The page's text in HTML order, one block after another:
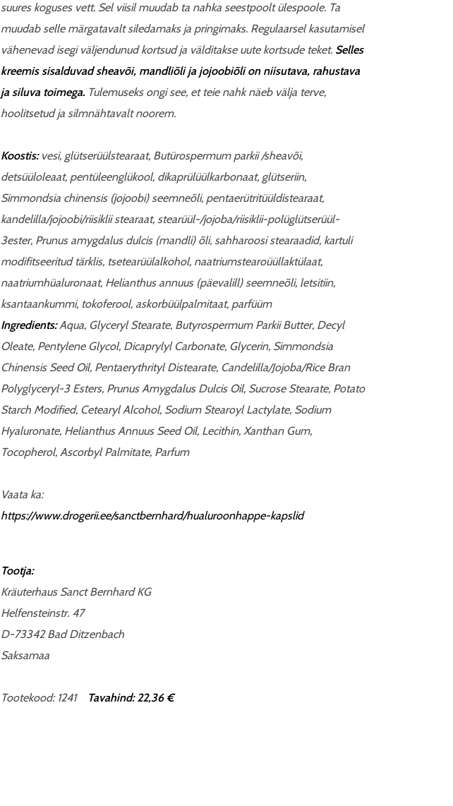
suures koguses vett. Sel viisil muudab ta nahka seestpoolt ülespoole. Ta
muudab selle märgatavalt siledamaks ja pringimaks. Regulaarsel kasutamisel
vähenevad isegi väljendunud kortsud ja välditakse uute kortsude teket. Selles
kreemis sisalduvad sheavõi, mandliõli ja jojoobiõli on niisutava, rahustava
ja siluva toimega. Tulemuseks ongi see, et teie nahk näeb välja terve,
hoolitsetud ja silmnähtavalt noorem.
Koostis:vesi, glütserüülstearaat, Butürospermum parkii /sheavõi,
detsüüloleaat, pentüleenglükool, dikaprülüülkarbonaat, glütseriin,
Simmondsia chinensis (jojoobi) seemneõli, pentaerütritüüldistearaat,
kandelilla/jojoobi/riisiklii stearaat, stearüül-/jojoba/riisiklii-polüglütserüül-
3ester, Prunus amygdalus dulcis (mandli) õli, sahharoosi stearaadid, kartuli
modifitseeritud tärklis, tsetearüülalkohol, naatriumstearoüüllaktülaat,
naatriumhüaluronaat, Helianthus annuus (päevalill) seemneõli, letsitiin,
ksantaankummi, tokoferool, askorbüülpalmitaat, parfüüm
Ingredients:Aqua, Glyceryl Stearate, Butyrospermum Parkii Butter, Decyl
Oleate, Pentylene Glycol, Dicaprylyl Carbonate, Glycerin, Simmondsia
Chinensis Seed Oil, Pentaerythrityl Distearate, Candelilla/Jojoba/Rice Bran
Polyglyceryl-3 Esters, Prunus Amygdalus Dulcis Oil, Sucrose Stearate, Potato
Starch Modified, Cetearyl Alcohol, Sodium Stearoyl Lactylate, Sodium
Hyaluronate, Helianthus Annuus Seed Oil, Lecithin, Xanthan Gum,
Tocopherol, Ascorbyl Palmitate, Parfum
Vaata ka:
https://www.drogerii.ee/sanctbernhard/hualuroonhappe-kapslid
Tootja:
Kräuterhaus Sanct Bernhard KG
Helfensteinstr. 47
D-73342 Bad Ditzenbach
Saksamaa
Tootekood: 1241 Tavahind: 22,36 €